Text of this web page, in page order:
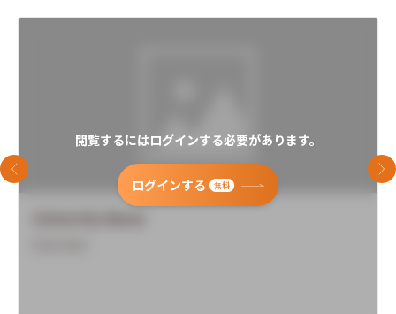
閲覧するにはログインする必要があります。
ログインする 無料
前のスライド 次